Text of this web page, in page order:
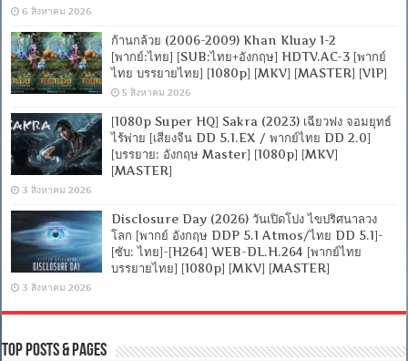
6 สิงหาคม 2026
ก้านกล้วย (2006-2009) Khan Kluay 1-2
[พากย์:ไทย] [SUB:ไทย+อังกฤษ] HDTV.AC-3 [พากย์
ไทย บรรยายไทย] [1080p] [MKV] [MASTER] [VIP]
5 สิงหาคม 2026
[1080p Super HQ] Sakra (2023) เฉียวฟง จอมยุทธ์
ไร้พ่าย [เสียงจีน DD 5.1.EX / พากย์ไทย DD 2.0]
[บรรยาย: อังกฤษ Master] [1080p] [MKV]
[MASTER]
3 สิงหาคม 2026
Disclosure Day (2026) วันเปิดโปง ไขปริศนาลวง
โลก [พากย์ อังกฤษ DDP 5.1 Atmos/ไทย DD 5.1]-
[ซับ: ไทย]-[H264] WEB-DL.H.264 [พากย์ไทย
บรรยายไทย] [1080p] [MKV] [MASTER]
3 สิงหาคม 2026
Top Posts & Pages